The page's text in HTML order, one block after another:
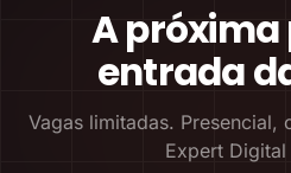
A próxima
entrada
Vagas limitadas.
Expert Digital